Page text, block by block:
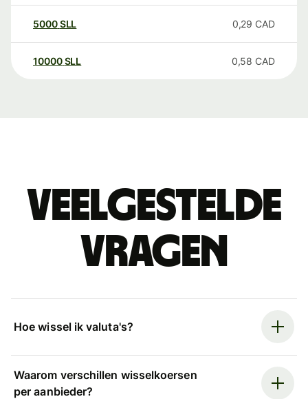
5000SLL 0,29 CAD
10000 SLL 0,58 CAD
Veelgestelde
vragen
Hoe wissel ik valuta's?
Waarom verschillen wisselkoersen
per aanbieder?